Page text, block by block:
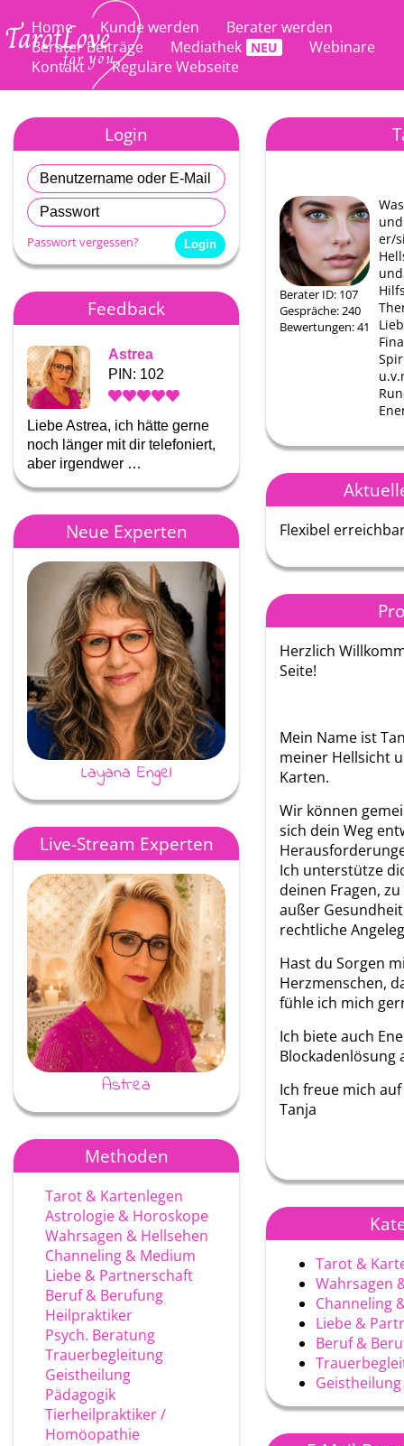
Home Kunde werden
Berater werden
Berater Beiträge
Mediathek
Webinare
Kontakt
Reguläre Webseite
Login
Passwort vergessen?
Feedback
Astrea
PIN: 102
Liebe Astrea, ich hätte gerne
noch länger mit dir telefoniert,
aber irgendwer …
Ich kann Dir nur immer
das Du so für mich da bist
Neue Experten
Layana Engel Merlin
Live-Stream Experten
Astrea Ayke
Methoden
Tarot & Kartenlegen
Astrologie & Horoskope
Wahrsagen & Hellsehen
Channeling & Medium
Liebe & Partnerschaft
Beruf & Berufung
Heilpraktiker
Psych. Beratung
Trauerbegleitung
Geistheilung
Pädagogik
Tierheilpraktiker /
Homöopathie
Berater ID: 107
Gespräche: 240
Bewertungen: 41
er/
Flexibel
Herzlich
Seite!
Mein Name ist
meiner Hellsicht
Karten.
Wir können
sich dein Weg
Ich unterstütze
deinen Fragen,
außer
rechtliche
Hast du Sorgen
Herzmenschen,
fühle ich mich
Ich biete auch
Blockadenlösung
Ich freue mich
Tanja
Tarot &
Wahrsagen
Channeling
Liebe &
Beruf &
Geistheilung